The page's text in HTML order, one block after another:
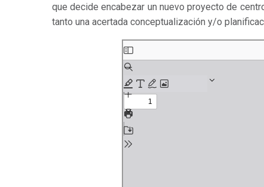
que decide encabezar un nuevo proyecto de
tanto una acertada conceptualización y/o
Saltar
al
contenido
del
PDF